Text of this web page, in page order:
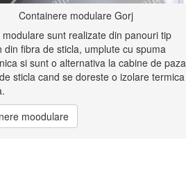
Containere modulare Gorj
sunt realizate din panouri tip
din fibra de sticla, umplute cu spuma
si sunt o alternativa la cabine de paza
sticla cand se doreste o izolare termica
moodulare